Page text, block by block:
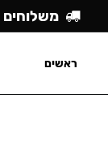
משלוחים
ראשים